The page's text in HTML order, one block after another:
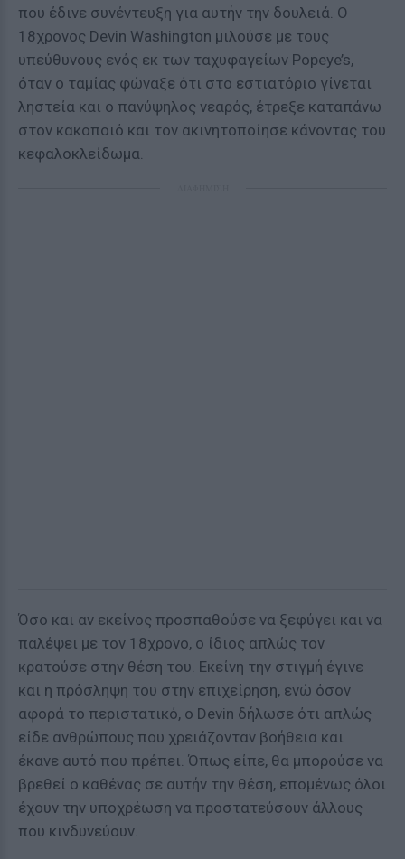
που έδινε συνέντευξη για αυτήν την δουλειά. Ο
18χρονος Devin Washington μιλούσε με τους
υπεύθυνους ενός εκ των ταχυφαγείων Popeye’s,
όταν ο ταμίας φώναξε ότι στο εστιατόριο γίνεται
ληστεία και ο πανύψηλος νεαρός, έτρεξε καταπάνω
στον κακοποιό και τον ακινητοποίησε κάνοντας του
κεφαλοκλείδωμα.
Όσο και αν εκείνος προσπαθούσε να ξεφύγει και να
παλέψει με τον 18χρονο, ο ίδιος απλώς τον
κρατούσε στην θέση του. Εκείνη την στιγμή έγινε
και η πρόσληψη του στην επιχείρηση, ενώ όσον
αφορά το περιστατικό, ο Devin δήλωσε ότι απλώς
είδε ανθρώπους που χρειάζονταν βοήθεια και
έκανε αυτό που πρέπει. Όπως είπε, θα μπορούσε να
βρεθεί ο καθένας σε αυτήν την θέση, επομένως όλοι
έχουν την υποχρέωση να προστατεύσουν άλλους
που κινδυνεύουν.